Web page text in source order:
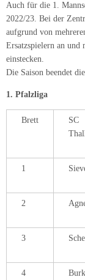
Auch für die 1.
2022/23. Bei der
aufgrund von
Ersatzspielern an und
einstecken.
Die Saison beendet
1. Pfalzliga
Brett
SC
1
2
3
4